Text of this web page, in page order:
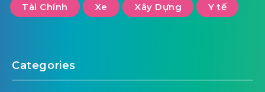
Tài Chính Xe Xây Dựng Y tế
Categories